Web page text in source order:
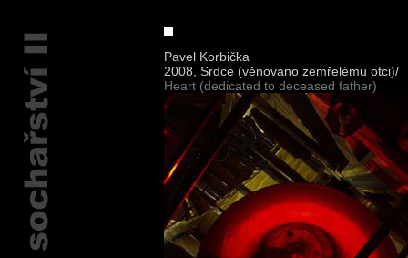
Pavel Korbička
2008, Srdce (věnováno zemřelému otci)/
Heart (dedicated to deceased father)